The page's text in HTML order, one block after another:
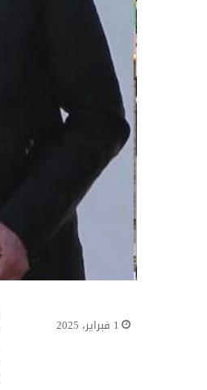
1 فبراير، 2025